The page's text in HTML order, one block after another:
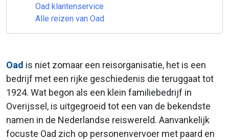
Oad klantenservice
Alle reizen van Oad
Oad is niet zomaar een reisorganisatie, het is een
bedrijf met een rijke geschiedenis die teruggaat tot
1924. Wat begon als een klein familiebedrijf in
Overijssel, is uitgegroeid tot een van de bekendste
namen in de Nederlandse reiswereld. Aanvankelijk
focuste Oad zich op personenvervoer met paard en